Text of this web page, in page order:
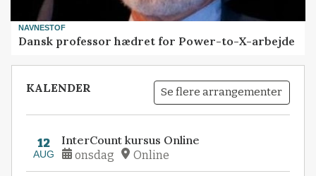
NAVNESTOF
Dansk professor hædret for Power-to-X-arbejde
KALENDER Se flere arrangementer
12
AUG
InterCount kursus Online
onsdag Online